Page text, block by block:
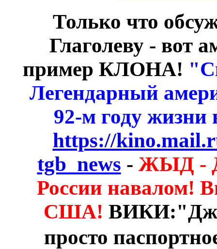
Только что
Глаголеву - вот
пример КЛОНА!
Легендарный
92-м году жизни
https://
tgb_news - ЖЫД -
России навалом!
США!
просто